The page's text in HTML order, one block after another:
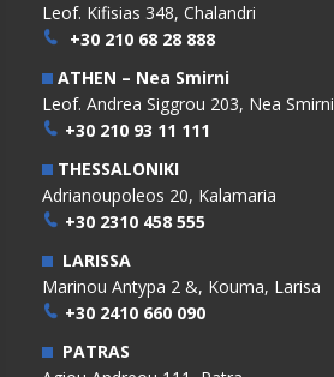
Leof. Kifisias 348, Chalandri
+30 210 68 28 888
ATHEN – Nea Smirni
Leof. Andrea Siggrou 203, Nea Smirni
+30 210 93 11 111
THESSALONIKI
Adrianoupoleos 20, Kalamaria
+30 2310 458 555
LARISSA
Marinou Antypa 2 &, Kouma, Larisa
+30 2410 660 090
PATRAS